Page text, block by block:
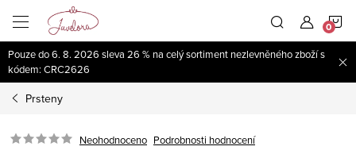
obsah
Pouze do 6. 8. 2026 sleva 26 % na celý sortiment nezlevněného zboží s
kódem: CRC2626
Prsteny
Neohodnoceno Podrobnosti hodnocení